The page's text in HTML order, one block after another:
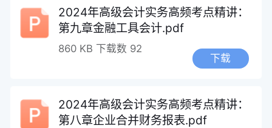
2024年高级会计实务高频考点精讲：
第九章金融工具会计.pdf
860 KB 下载数 92
下载
2024年高级会计实务高频考点精讲：
第八章企业合并财务报表.pdf